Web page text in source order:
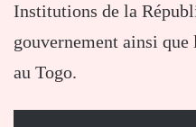
Institutions de la
gouvernement ainsi
au Togo.